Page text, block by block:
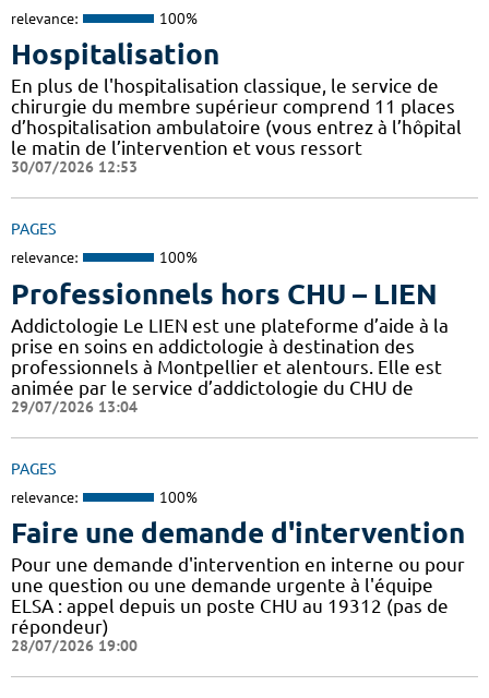
relevance: 100%
Hospitalisation
En plus de l'hospitalisation classique, le service de
chirurgie du membre supérieur comprend 11 places
d’hospitalisation ambulatoire (vous entrez à l’hôpital
le matin de l’intervention et vous ressort
30/07/2026 12:53
PAGES
relevance: 100%
Professionnels hors CHU – LIEN
Addictologie Le LIEN est une plateforme d’aide à la
prise en soins en addictologie à destination des
professionnels à Montpellier et alentours. Elle est
animée par le service d’addictologie du CHU de
29/07/2026 13:04
PAGES
relevance: 100%
Faire une demande d'intervention
Pour une demande d'intervention en interne ou pour
une question ou une demande urgente à l'équipe
ELSA : appel depuis un poste CHU au 19312 (pas de
répondeur)
28/07/2026 19:00